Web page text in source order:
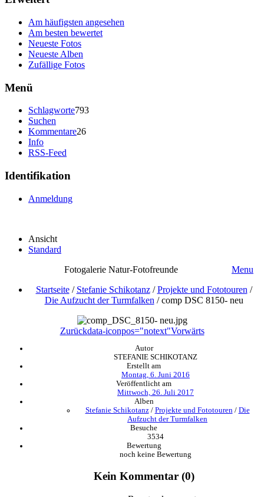
Am häufigsten angesehen
Am besten bewertet
Neueste Fotos
Neueste Alben
Zufällige Fotos
Menü
Schlagworte793
Suchen
Kommentare26
Info
RSS-Feed
Identifikation
Anmeldung
Ansicht
Standard
Fotogalerie Natur-Fotofreunde
Menu
Startseite/ Stefanie Schikotanz/Projekte und Fototouren /
Die Aufzucht der Turmfalken /comp DSC 8150- neu
Zurückdata-iconpos="notext"Vorwärts
Autor
STEFANIE SCHIKOTANZ
Erstellt am
Montag, 6. Juni 2016
Veröffentlicht am
Mittwoch, 26. Juli 2017
Alben
Stefanie Schikotanz/ Projekte und Fototouren / Die
Aufzucht der Turmfalken
Besuche
3534
Bewertung
noch keine Bewertung
Kein Kommentar (0)